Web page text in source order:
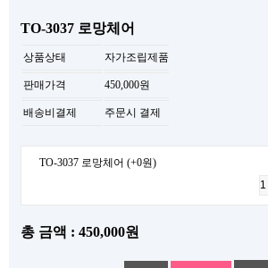
TO-3037 로망체어
상품상태 자가조립제품
판매가격 450,000원
배송비결제 주문시 결제
TO-3037 로망체어 (+0원)
총 금액 : 450,000원